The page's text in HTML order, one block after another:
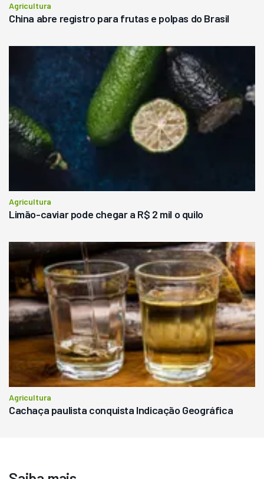
Agricultura
China abre registro para frutas e polpas do Brasil
Agricultura
Limão-caviar pode chegar a R$ 2 mil o quilo
Agricultura
Cachaça paulista conquista Indicação Geográfica